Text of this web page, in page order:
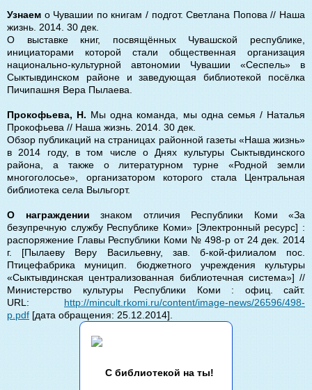
Узнаем о Чувашии по книгам / подгот. Светлана Попова // Наша
жизнь. 2014. 30 дек.
О выставке книг, посвящённых Чувашской республике,
инициаторами которой стали общественная организация
национально-культурной автономии Чувашии «Сеспель» в
Сыктывдинском районе и заведующая библиотекой посёлка
Пичипашня Вера Пылаева.
Прокофьева, Н. Мы одна команда, мы одна семья / Наталья
Прокофьева // Наша жизнь. 2014. 30 дек.
Обзор публикаций на страницах районной газеты «Наша жизнь»
в 2014 году, в том числе о Днях культуры Сыктывдинского
района, а также о литературном турне «Родной земли
многоголосье», организатором которого стала Центральная
библиотека села Выльгорт.
О награждении знаком отличия Республики Коми «За
безупречную службу Республике Коми» [Электронный ресурс] :
распоряжение Главы Республики Коми № 498-р от 24 дек. 2014
г. [Пылаеву Веру Васильевну, зав. б-кой-филиалом пос.
Птицефабрика муницип. бюджетного учреждения культуры
«Сыктывдинская централизованная библиотечная система»] //
Министерство культуры Республики Коми : офиц. сайт.
URL: http://mincult.rkomi.ru/content/image-news/26596/498-
р.pdf [дата обращения: 25.12.2014].
С библиотекой на ты!